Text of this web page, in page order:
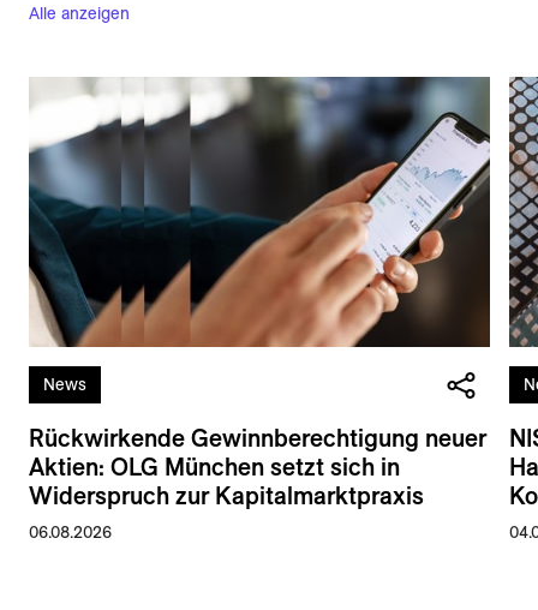
Alle anzeigen
News
Rückwirkende Gewinnberechtigung neuer
Aktien: OLG München setzt sich in
Widerspruch zur Kapitalmarktpraxis
06.08.2026